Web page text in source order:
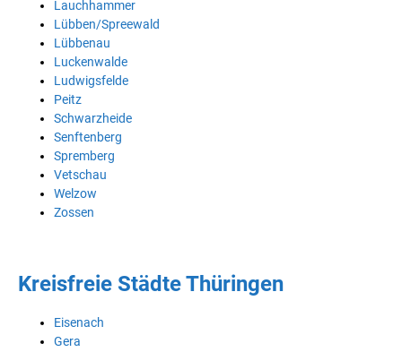
Lauchhammer
Lübben/Spreewald
Lübbenau
Luckenwalde
Ludwigsfelde
Peitz
Schwarzheide
Senftenberg
Spremberg
Vetschau
Welzow
Zossen
Kreisfreie Städte Thüringen
Eisenach
Gera